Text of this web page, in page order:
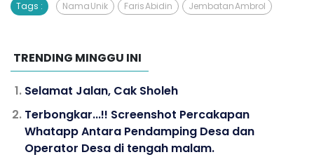
Tags : Nama Unik Faris Abidin Jembatan Ambrol
TRENDING MINGGU INI
Selamat Jalan, Cak Sholeh
Terbongkar...!! Screenshot Percakapan
Whatapp Antara Pendamping Desa dan
Operator Desa di tengah malam.